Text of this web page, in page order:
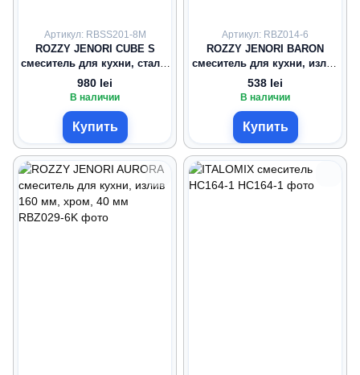
Артикул: RBSS201-8M
ROZZY JENORI CUBE S
смеситель для кухни, сталь,
35 мм
980 lei
В наличии
Купить
Артикул: RBZ014-6
ROZZY JENORI BARON
смеситель для кухни, излив
210 мм, хром, 40 мм
538 lei
В наличии
Купить